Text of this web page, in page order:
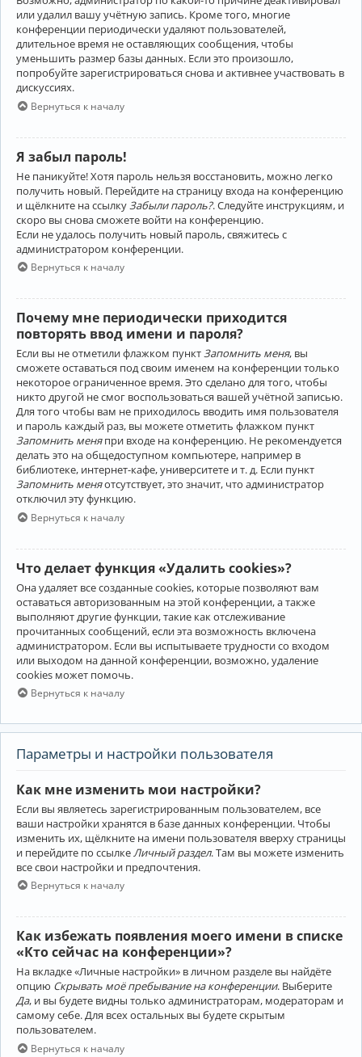
или удалил вашу учётную запись. Кроме того, многие
конференции периодически удаляют пользователей,
длительное время не оставляющих сообщения, чтобы
уменьшить размер базы данных. Если это произошло,
попробуйте зарегистрироваться снова и активнее участвовать в
дискуссиях.
Вернуться к началу
Я забыл пароль!
Не паникуйте! Хотя пароль нельзя восстановить, можно легко
получить новый. Перейдите на страницу входа на конференцию
и щёлкните на ссылку Забыли пароль?. Следуйте инструкциям, и
скоро вы снова сможете войти на конференцию.
Если не удалось получить новый пароль, свяжитесь с
администратором конференции.
Вернуться к началу
Почему мне периодически приходится
повторять ввод имени и пароля?
Если вы не отметили флажком пунктЗапомнить меня, вы
сможете оставаться под своим именем на конференции только
некоторое ограниченное время. Это сделано для того, чтобы
никто другой не смог воспользоваться вашей учётной записью.
Для того чтобы вам не приходилось вводить имя пользователя
и пароль каждый раз, вы можете отметить флажком пункт
Запомнить меняпри входе на конференцию. Не рекомендуется
делать это на общедоступном компьютере, например в
библиотеке, интернет-кафе, университете и т. д. Если пункт
Запомнить меняотсутствует, это значит, что администратор
отключил эту функцию.
Вернуться к началу
Что делает функция «Удалить cookies»?
Она удаляет все созданные cookies, которые позволяют вам
оставаться авторизованным на этой конференции, а также
выполняют другие функции, такие как отслеживание
прочитанных сообщений, если эта возможность включена
администратором. Если вы испытываете трудности со входом
или выходом на данной конференции, возможно, удаление
cookies может помочь.
Вернуться к началу
Параметры и настройки пользователя
Как мне изменить мои настройки?
Если вы являетесь зарегистрированным пользователем, все
ваши настройки хранятся в базе данных конференции. Чтобы
изменить их, щёлкните на имени пользователя вверху страницы
и перейдите по ссылке Личный раздел. Там вы можете изменить
все свои настройки и предпочтения.
Вернуться к началу
Как избежать появления моего имени в списке
«Кто сейчас на конференции»?
На вкладке «Личные настройки» в личном разделе вы найдёте
опцию Скрывать моё пребывание на конференции. Выберите
Да, и вы будете видны только администраторам, модераторам и
самому себе. Для всех остальных вы будете скрытым
пользователем.
Вернуться к началу